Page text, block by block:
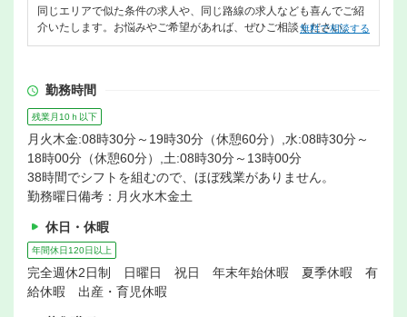
同じエリアで似た条件の求人や、同じ路線の求人なども喜んでご紹
介いたします。お悩みやご希望があれば、ぜひご相談ください。
無料で相談する
勤務時間
残業月10ｈ以下
月火木金:08時30分～19時30分（休憩60分）,水:08時30分～
18時00分（休憩60分）,土:08時30分～13時00分
38時間でシフトを組むので、ほぼ残業がありません。
勤務曜日備考：月火水木金土
休日・休暇
年間休日120日以上
完全週休2日制 日曜日 祝日 年末年始休暇 夏季休暇 有
給休暇 出産・育児休暇